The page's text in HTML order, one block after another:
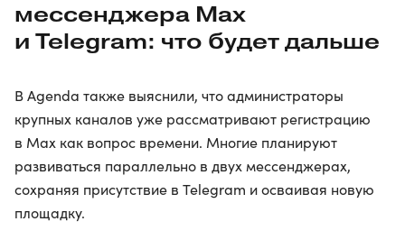
мессенджера Max
и Telegram: что будет дальше
В Agenda также выяснили, что администраторы
крупных каналов уже рассматривают регистрацию
в Max как вопрос времени. Многие планируют
развиваться параллельно в двух мессенджерах,
сохраняя присутствие в Telegram и осваивая новую
площадку.